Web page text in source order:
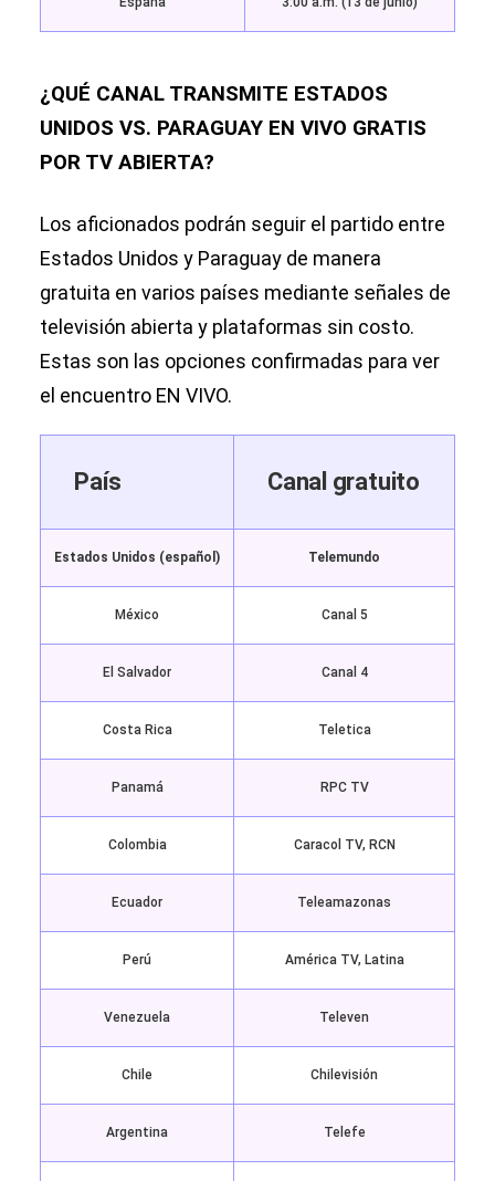
¿QUÉ CANAL TRANSMITE ESTADOS
UNIDOS VS. PARAGUAY EN VIVO GRATIS
POR TV ABIERTA?
Los aficionados podrán seguir el partido entre
Estados Unidos y Paraguay de manera
gratuita en varios países mediante señales de
televisión abierta y plataformas sin costo.
Estas son las opciones confirmadas para ver
el encuentro EN VIVO.
País Canal gratuito
Estados Unidos (español) Telemundo
México Canal 5
El Salvador Canal 4
Costa Rica Teletica
Panamá RPC TV
Colombia Caracol TV, RCN
Ecuador Teleamazonas
Perú América TV, Latina
Venezuela Televen
Chile Chilevisión
Argentina Telefe